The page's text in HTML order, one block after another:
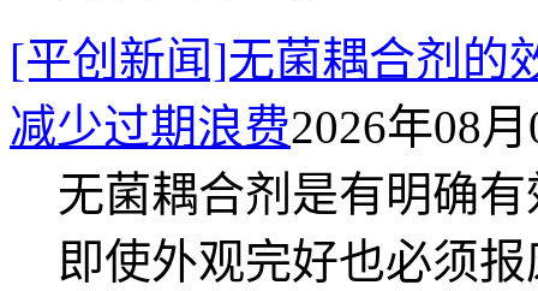
[平创新闻]无菌耦合剂
减少过期浪费2026年08
无菌耦合剂是有明确
即使外观完好也必须